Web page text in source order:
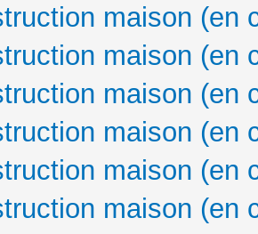
maison (en
maison (en
maison (en
maison (en
maison (en
maison (en